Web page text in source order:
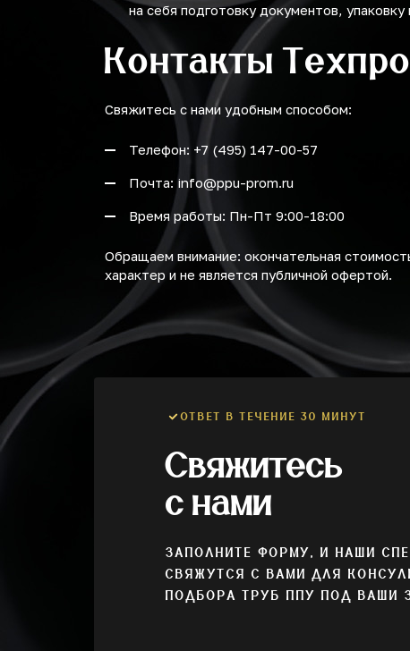
на себя подготовку документов,
Контакты
Свяжитесь с нами удобным способом:
Телефон: +7 (495) 147-00-57
Почта: info@ppu-prom.ru
Время работы: Пн-Пт 9:00-18:00
Обращаем внимание: окончательная
характер и не является публичной офертой.
ОТВЕТ В ТЕЧЕНИЕ 30 МИНУТ
Свяжитесь
с нами
ЗАПОЛНИТЕ ФОРМУ, И НАШИ
СВЯЖУТСЯ С ВАМИ ДЛЯ
ПОДБОРА ТРУБ ППУ ПОД ВАШИ